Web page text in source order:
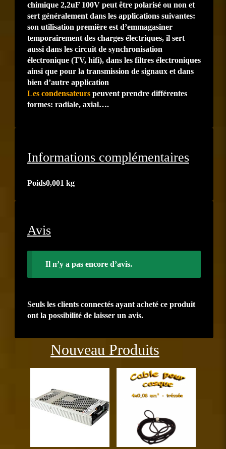
chimique 2,2uF 100V peut être polarisé ou non et
sert généralement dans les applications suivantes:
son utilisation première est d’emmagasiner
temporairement des charges électriques, il sert
aussi dans les circuit de synchronisation
électronique (TV, hifi), dans les filtres électroniques
ainsi que pour la transmission de signaux et dans
bien d’autre application
Les condensateurspeuvent prendre différentes
formes: radiale, axial….
Informations complémentaires
Poids0,001 kg
Avis
Il n’y a pas encore d’avis.
Seuls les clients connectés ayant acheté ce produit
ont la possibilité de laisser un avis.
Nouveau Produits
Précédent